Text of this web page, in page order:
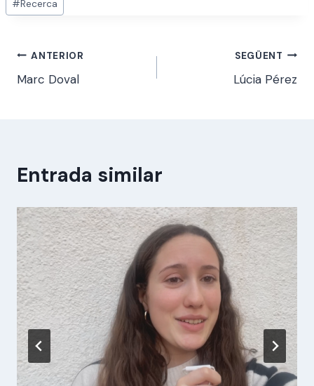
#Recerca
Navegació
d'entrades
ANTERIOR
Marc Doval
SEGÜENT
Lúcia Pérez
Entrada similar